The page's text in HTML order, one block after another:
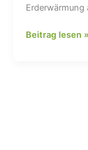
IPCC:
Beitrag lesen »